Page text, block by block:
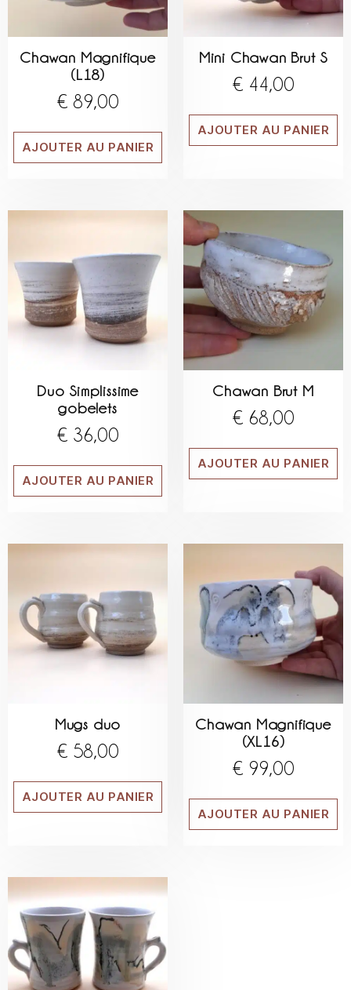
Chawan Magnifique
(L18)
€ 89,00
AJOUTER AU PANIER
Mini Chawan Brut S
€ 44,00
AJOUTER AU PANIER
Duo Simplissime
gobelets
€ 36,00
AJOUTER AU PANIER
Chawan Brut M
€ 68,00
AJOUTER AU PANIER
Mugs duo
€ 58,00
AJOUTER AU PANIER
Chawan Magnifique
(XL16)
€ 99,00
AJOUTER AU PANIER